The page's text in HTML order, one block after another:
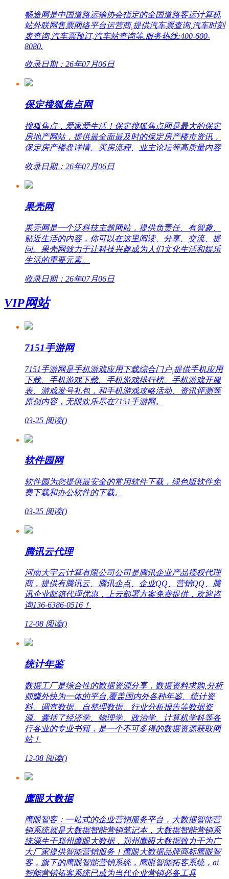
畅途网是中国道路运输协会指定的全国道路客运计算机
站外联网售票网络平台运营商,提供汽车票查询,汽车时刻
表查询,汽车票预订,汽车站查询等.服务热线:400-600-
8080.
收录日期：26年07月06日
保定搜狐焦点网
搜狐焦点，爱家爱生活！保定搜狐焦点网是最大的保定
房地产网站，提供最全面最及时的保定房产楼市资讯，
保定房产楼盘详情、买房流程、业主论坛等高质量内容
收录日期：26年07月06日
果壳网
果壳网是一个泛科技主题网站，提供负责任、有智趣、
贴近生活的内容，你可以在这里阅读、分享、交流、提
问。果壳网致力于让科技兴趣成为人们文化生活和娱乐
生活的重要元素。
收录日期：26年07月06日
VIP网站
7151手游网
7151手游网是手机游戏应用下载综合门户,提供手机应用
下载、手机游戏下载、手机游戏排行榜、手机游戏开服
表、游戏发号礼包，和手机游戏攻略活动、资讯评测等
原创内容，无限欢乐尽在7151手游网。
03-25 阅读()
软件园网
软件园为您提供最安全的常用软件下载，绿色版软件免
费下载和办公软件的下载。
03-25 阅读()
腾讯云代理
河南大宇云计算有限公司公司是腾讯企业产品授权代理
商，提供有腾讯云、腾讯企点、企业QQ、营销QQ、腾
讯企业邮箱代理优惠，上云部署方案免费提供，欢迎咨
询136-6386-0516！
12-08 阅读()
统计年鉴
数据工厂是综合性的数据资源分享，数据资料求购,分析
师赚外快为一体的平台,覆盖国内外各种年鉴、统计资
料、调查数据、自整理数据、行业分析报告等数据资
源。囊括了经济学、物理学、政治学、计算机学科等各
行各业的专业书籍，是一个不可多得的数据资源获取网
站！
12-08 阅读()
鹰眼大数据
鹰眼智客：一站式的企业营销服务平台，大数据智能营
销系统就是大数据智能营销笔记本，大数据智能营销系
统源生于郑州鹰眼大数据，郑州鹰眼大数据致力于为广
大厂家提供智能营销服务！鹰眼大数据品牌商标鹰眼智
客，旗下的鹰眼智能营销系统，鹰眼智能拓客系统，ai
智能营销拓客系统已成为当代企业营销必备工具